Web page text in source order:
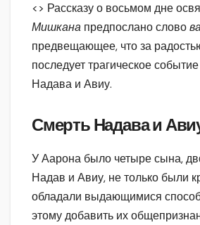
<> Рассказу о восьмом дне
Мишкана предпослано слово
предвещающее, что за
последует трагическое
Надава и Авиу.
Смерть Надава и
У Аарона было четыре сына,
Надав и Авиу, не только были
обладали выдающимися
этому добавить их